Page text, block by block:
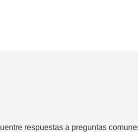
respuestas a preguntas